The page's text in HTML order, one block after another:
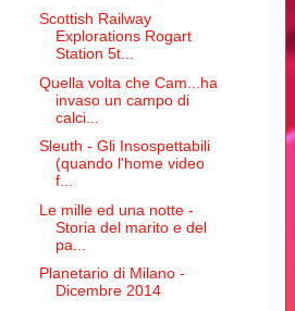
Scottish Railway
Explorations Rogart
Station 5t...
Quella volta che Cam...ha
invaso un campo di
calci...
Sleuth - Gli Insospettabili
(quando l'home video
f...
Le mille ed una notte -
Storia del marito e del
pa...
Planetario di Milano -
Dicembre 2014